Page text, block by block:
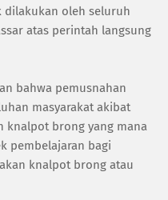
dilakukan oleh seluruh
atas perintah langsung
bahwa pemusnahan
masyarakat akibat
knalpot brong yang mana
pembelajaran bagi
knalpot brong atau